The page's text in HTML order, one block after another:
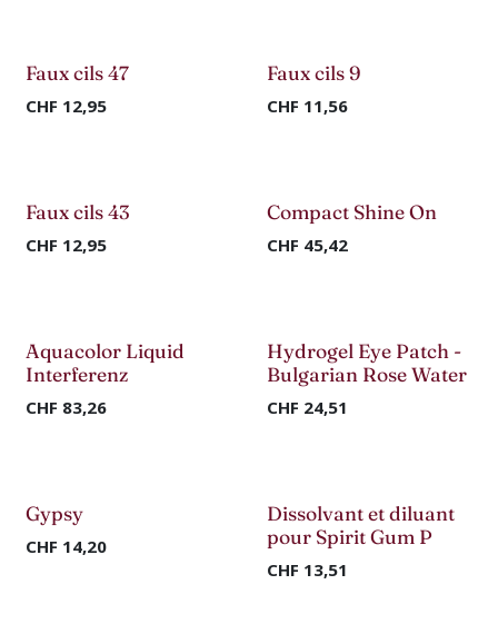
-50%
Faux cils 47
CHF 12,95
-50%
Faux cils 9
CHF 11,56
Nouveau !
Faux cils 43
CHF 12,95
-70%
Compact Shine On
CHF 45,42
-50%
Aquacolor Liquid
Interferenz
CHF 83,26
Nouveau !
Hydrogel Eye Patch -
Bulgarian Rose Water
CHF 24,51
Nouveau !
Gypsy
CHF 14,20 Nouveau !
Dissolvant et diluant
pour Spirit Gum P
CHF 13,51